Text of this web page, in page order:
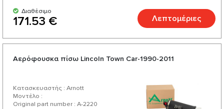
Διαθέσιμο
171.53 € Λεπτομέριες
Αερόφουσκα πίσω Lincoln Town Car-1990-2011
Κατασκευαστής : Arnott
Μοντέλο :
Original part number : A-2220